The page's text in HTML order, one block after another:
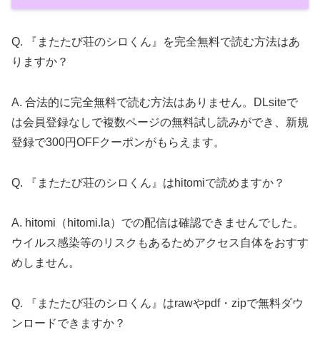
Q. 『またたび荘のシロくん』を完全無料で読む方法はあ
りますか？
A. 合法的に完全無料で読む方法はありません。DLsiteで
は会員登録なしで複数ページの無料試し読みができ、新規
登録で300円OFFクーポンがもらえます。
Q. 『またたび荘のシロくん』はhitomiで読めますか？
A. hitomi（hitomi.la）での配信は確認できませんでした。
ウイルス感染等のリスクもあるためアクセス自体をおすす
めしません。
Q. 『またたび荘のシロくん』はrawやpdf・zipで無料ダウ
ンロードできますか？